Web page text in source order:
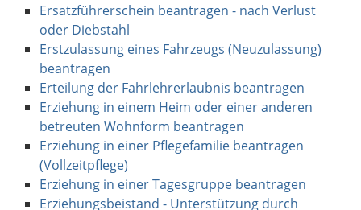
Ersatzführerschein beantragen - nach Verlust
oder Diebstahl
Erstzulassung eines Fahrzeugs (Neuzulassung)
beantragen
Erteilung der Fahrlehrerlaubnis beantragen
Erziehung in einem Heim oder einer anderen
betreuten Wohnform beantragen
Erziehung in einer Pflegefamilie beantragen
(Vollzeitpflege)
Erziehung in einer Tagesgruppe beantragen
Erziehungsbeistand - Unterstützung durch